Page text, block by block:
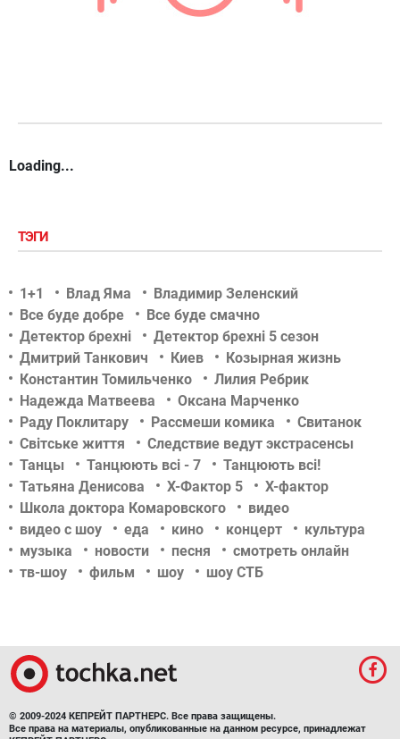
Loading...
ТЭГИ
1+1 Влад Яма
Владимир Зеленский
Все буде добре
Все буде смачно
Детектор брехні
Детектор брехні 5 сезон
Дмитрий Танкович
Киев
Козырная жизнь
Константин Томильченко
Лилия Ребрик
Надежда Матвеева
Оксана Марченко
Раду Поклитару
Рассмеши комика
Свитанок
Світське життя
Следствие ведут экстрасенсы
Танцы
Танцюють всі - 7
Танцюють всі!
Татьяна Денисова
Х-Фактор 5
Х-фактор
Школа доктора Комаровского
видео
видео с шоу
еда кино концерт
культура
музыка
новости песня
смотреть онлайн
тв-шоу
фильм шоу шоу СТБ
© 2009-2024 КЕПРЕЙТ ПАРТНЕРС. Все права защищены.
Все права на материалы, опубликованные на данном ресурсе, принадлежат